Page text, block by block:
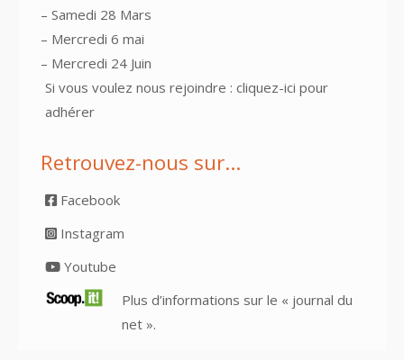
– Samedi 28 Mars
– Mercredi 6 mai
– Mercredi 24 Juin
Si vous voulez nous rejoindre : cliquez-ici pour
adhérer
Retrouvez-nous sur…
Facebook
Instagram
Youtube
Plus d’informations sur le « journal du
net ».